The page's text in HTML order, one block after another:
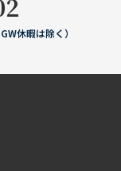
休暇は除く）